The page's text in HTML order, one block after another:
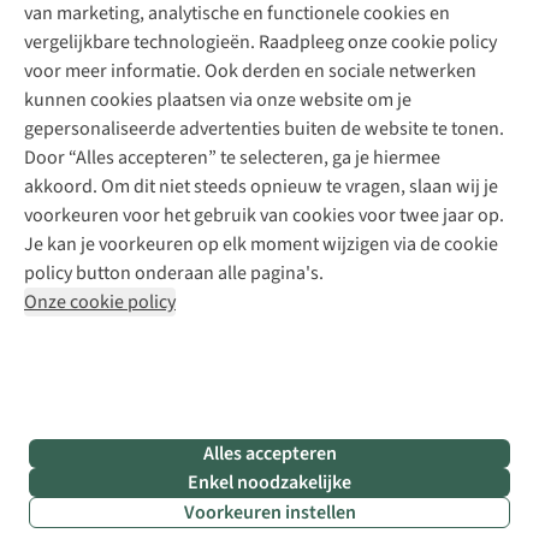
van marketing, analytische en functionele cookies en
vergelijkbare technologieën. Raadpleeg onze cookie policy
voor meer informatie. Ook derden en sociale netwerken
kunnen cookies plaatsen via onze website om je
gepersonaliseerde advertenties buiten de website te tonen.
Door “Alles accepteren” te selecteren, ga je hiermee
akkoord. Om dit niet steeds opnieuw te vragen, slaan wij je
voorkeuren voor het gebruik van cookies voor twee jaar op.
Je kan je voorkeuren op elk moment wijzigen via de cookie
policy button onderaan alle pagina's.
Onze cookie policy
Alles accepteren
Enkel noodzakelijke
Voorkeuren instellen
Kledingherstelling
Retouches
Voor bedrijven
Gear Check
Inspiratie & advies
Meld je aan voor de nieuwsbrief
Follow us
Disclaimer Privacy Policy
Algemene voorwaarden
Cookie Policy